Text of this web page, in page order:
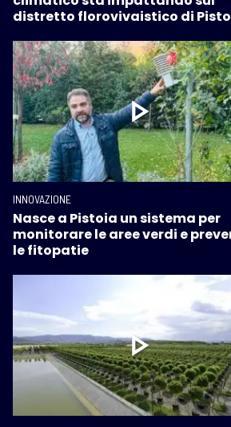
distretto florovivaistico di
INNOVAZIONE
Nasce a Pistoia un sistema per
monitorare le aree verdi e
le fitopatie